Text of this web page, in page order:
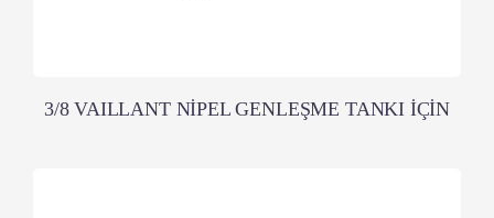
3/8 VAILLANT NİPEL GENLEŞME TANKI İÇİN